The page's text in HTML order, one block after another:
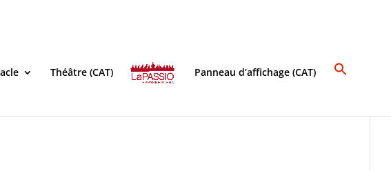
Théâtre (CAT) Panneau d’affichage (CAT)